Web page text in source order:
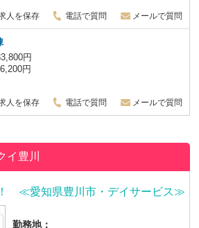
人を保存 電話で質問 メールで質問
円
円
人を保存 電話で質問 メールで質問
イ豊川
≪愛知県豊川市・デイサービス≫
勤務地：